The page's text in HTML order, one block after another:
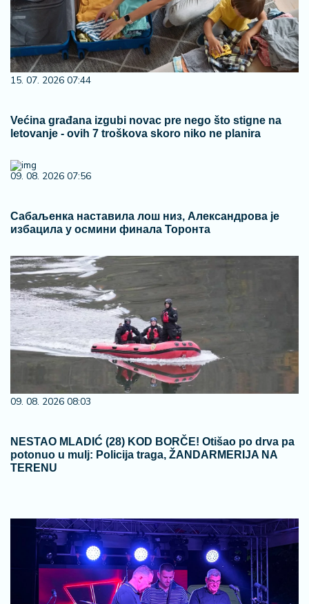
15. 07. 2026 07:44
Većina građana izgubi novac pre nego što stigne na
letovanje - ovih 7 troškova skoro niko ne planira
09. 08. 2026 07:56
Сабаљенка наставила лош низ, Александрова је
избацила у осмини финала Торонта
09. 08. 2026 08:03
NESTAO MLADIĆ (28) KOD BORČE! Otišao po drva pa
potonuo u mulj: Policija traga, ŽANDARMERIJA NA
TERENU